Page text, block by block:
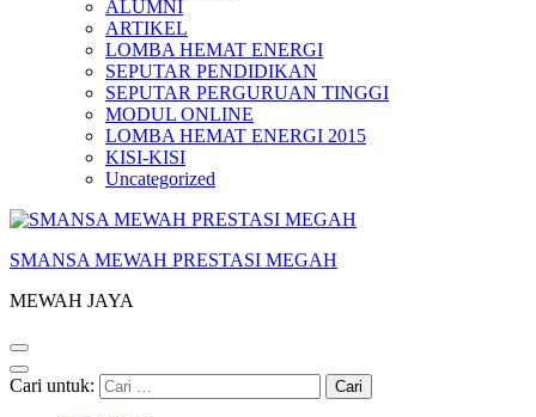
ALUMNI
ARTIKEL
LOMBA HEMAT ENERGI
SEPUTAR PENDIDIKAN
SEPUTAR PERGURUAN TINGGI
MODUL ONLINE
LOMBA HEMAT ENERGI 2015
KISI-KISI
Uncategorized
SMANSA MEWAH PRESTASI MEGAH
MEWAH JAYA
Cari untuk: